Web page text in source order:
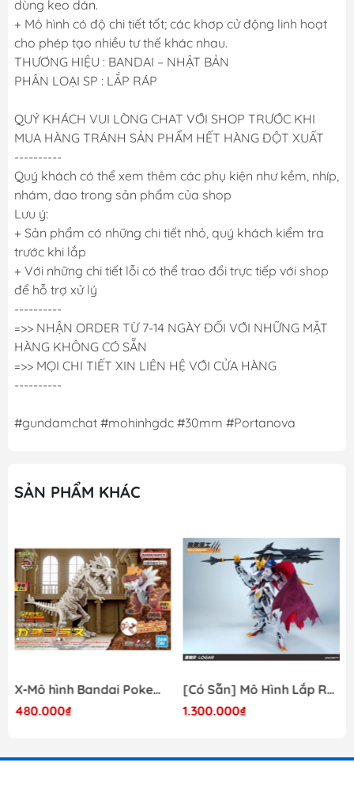
dùng keo dán.
+ Mô hình có độ chi tiết tốt; các khơp cử động linh hoạt
cho phép tạo nhiều tư thế khác nhau.
THƯƠNG HIỆU : BANDAI – NHẬT BẢN
PHÂN LOẠI SP : LẮP RÁP
QUÝ KHÁCH VUI LÒNG CHAT VỚI SHOP TRƯỚC KHI
MUA HÀNG TRÁNH SẢN PHẨM HẾT HÀNG ĐỘT XUẤT
----------
Quý khách có thể xem thêm các phụ kiện như kềm, nhíp,
nhám, dao trong sản phẩm của shop
Lưu ý:
+ Sản phẩm có những chi tiết nhỏ, quý khách kiểm tra
trước khi lắp
+ Với những chi tiết lỗi có thể trao đổi trực tiếp với shop
để hỗ trợ xử lý
----------
=>> NHẬN ORDER TỪ 7-14 NGÀY ĐỐI VỚI NHỮNG MẶT
HÀNG KHÔNG CÓ SẴN
=>> MỌI CHI TIẾT XIN LIÊN HỆ VỚI CỬA HÀNG
----------
#gundamchat #mohinhgdc #30mm #Portanova
SẢN PHẨM KHÁC
X-Mô hình Bandai Pokemon PLAMO COLLECTION Fossil Pokemon Series Tyrantrum
480.000₫
[Có Sẵn] Mô Hình Lắp Ráp 1/60 Barbatos Logar Wolf Remains Meavy Industries
1.300.000₫